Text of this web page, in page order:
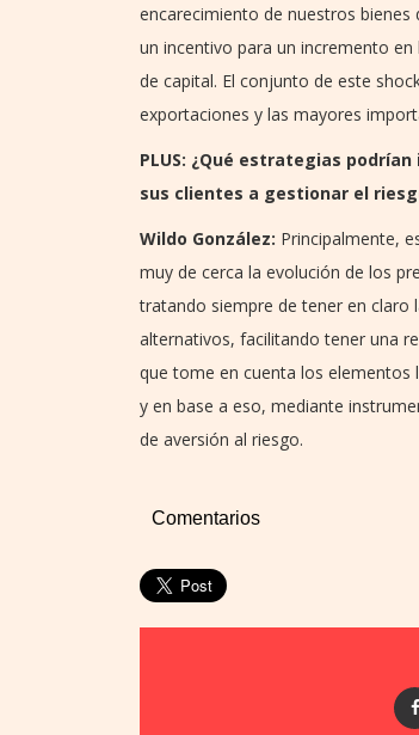
encarecimiento de nuestros
un incentivo para un incremento
de capital. El conjunto de este
exportaciones y las mayores
PLUS: ¿Qué estrategias
sus clientes a gestionar el
Wildo González: Principalmente,
muy de cerca la evolución de los
tratando siempre de tener en claro
alternativos, facilitando tener una
que tome en cuenta los elementos
y en base a eso, mediante
de aversión al riesgo.
Comentarios